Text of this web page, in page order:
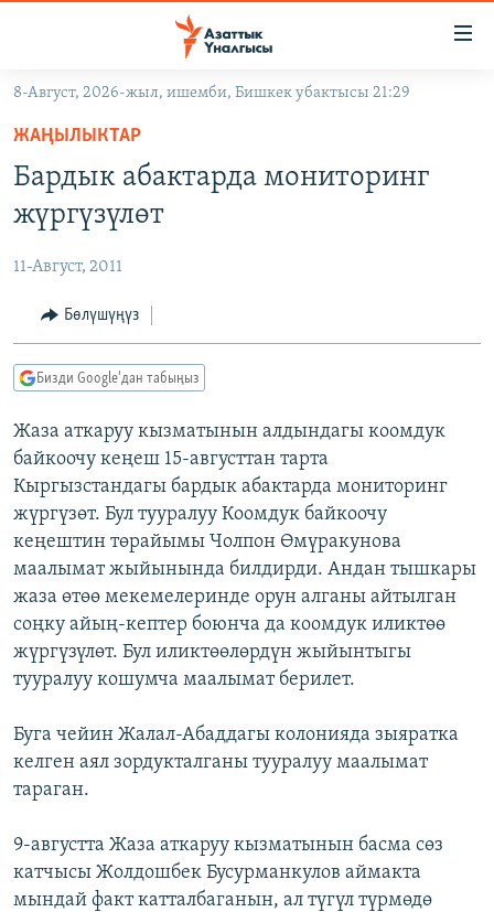
Навигацияга
өтүңүз
Издөөгө
салыңызКЫРГЫЗСТАН
ЭКОНОМИКА
МАДАНИЯТ
ДҮЙНӨ
БОРБОР АЗИЯ
УКРАИНА
АТАЙЫН ИЛИКТӨӨ
ТВ ПРОГРАММАЛАР
ЭКСПЕРТТЕР ТАЛДАЙТ
БИЗ ЖАНА ДҮЙНӨ
ДАНИСТЕ
ЭЖЕ-СИҢДИЛЕР
АЗАТТЫК+
ЫҢГАЙСЫЗ СУРООЛОР
ӨЗГӨЧӨ ПИКИР
Русский
ОНЛАЙН ШЕРИНЕ
ЭЕ/АРнун бардык сайттары
8-Август, 2026-жыл, ишемби, Бишкек убактысы 21:29
ЖАҢЫЛЫКТАР
Бардык абактарда мониторинг
жүргүзүлөт
11-Август, 2011
Бөлүшүңүз
Бизди Google'дан табыңыз
Жаза аткаруу кызматынын алдындагы коомдук
байкоочу кеңеш 15-августтан тарта
Кыргызстандагы бардык абактарда мониторинг
жүргүзөт. Бул тууралуу Коомдук байкоочу
кеңештин төрайымы Чолпон Өмүракунова
маалымат жыйынында билдирди. Андан тышкары
жаза өтөө мекемелеринде орун алганы айтылган
соңку айың-кептер боюнча да коомдук иликтөө
жүргүзүлөт. Бул иликтөөлөрдүн жыйынтыгы
тууралуу кошумча маалымат берилет.
Буга чейин Жалал-Абаддагы колонияда зыяратка
келген аял зордукталганы тууралуу маалымат
тараган.
9-августта Жаза аткаруу кызматынын басма сөз
катчысы Жолдошбек Бусурманкулов аймакта
мындай факт катталбаганын, ал түгүл түрмөдө